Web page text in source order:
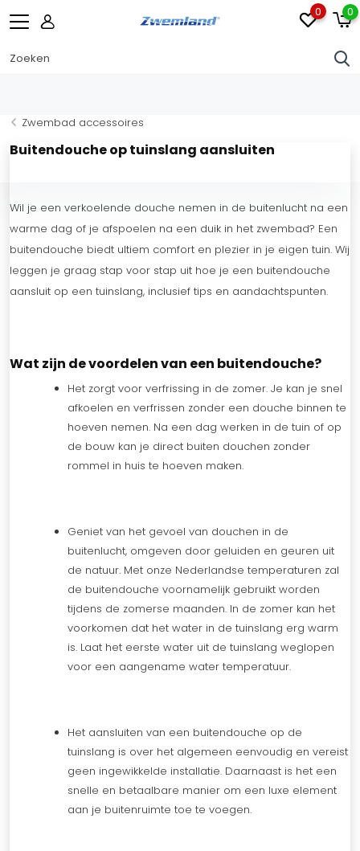
0 0
Zwembad accessoires
Buitendouche op tuinslang aansluiten
Wil je een verkoelende douche nemen in de buitenlucht na een
warme dag of je afspoelen na een duik in het zwembad? Een
buitendouche biedt ultiem comfort en plezier in je eigen tuin. Wij
leggen je graag stap voor stap uit hoe je een buitendouche
aansluit op een tuinslang, inclusief tips en aandachtspunten.
Wat zijn de voordelen van een buitendouche?
Het zorgt voor verfrissing in de zomer. Je kan je snel
afkoelen en verfrissen zonder een douche binnen te
hoeven nemen. Na een dag werken in de tuin of op
de bouw kan je direct buiten douchen zonder
rommel in huis te hoeven maken.
Geniet van het gevoel van douchen in de
buitenlucht, omgeven door geluiden en geuren uit
de natuur. Met onze Nederlandse temperaturen zal
de buitendouche voornamelijk gebruikt worden
tijdens de zomerse maanden. In de zomer kan het
voorkomen dat het water in de tuinslang erg warm
is. Laat het eerste water uit de tuinslang weglopen
voor een aangename water temperatuur.
Het aansluiten van een buitendouche op de
tuinslang is over het algemeen eenvoudig en vereist
geen ingewikkelde installatie. Daarnaast is het een
snelle en betaalbare manier om een luxe element
aan je buitenruimte toe te voegen.